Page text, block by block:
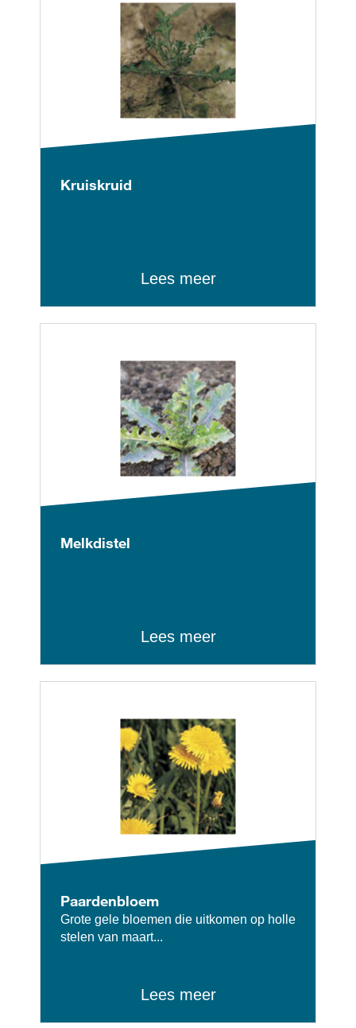
Kruiskruid
Lees meer
Melkdistel
Lees meer
Paardenbloem
Grote gele bloemen die uitkomen op holle
stelen van maart...
Lees meer